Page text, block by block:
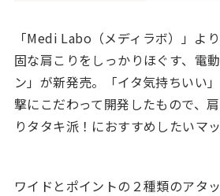
「Medi Labo（メディラボ）」よ
固な肩こりをしっかりほぐす、電
ン」が新発売。「イタ気持ちいい
撃にこだわって開発したもので、
りタタキ派！におすすめしたいマッ
ワイドとポイントの２種類のアタ